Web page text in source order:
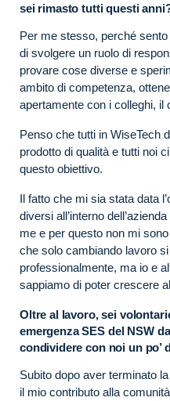
sei rimasto tutti questi
Per me stesso, perché
di svolgere un ruolo di
provare cose diverse e
ambito di competenza,
apertamente con i colleghi,
Penso che tutti in WiseTech
prodotto di qualità e tutti noi
questo obiettivo.
Il fatto che mi sia stata data
diversi all’interno
me e per questo non mi
che solo cambiando lavoro
professionalmente, ma io e
sappiamo di poter crescere
Oltre al lavoro, sei
emergenza SES del NSW
condividere con noi un po’
Subito dopo aver terminato
il mio contributo alla